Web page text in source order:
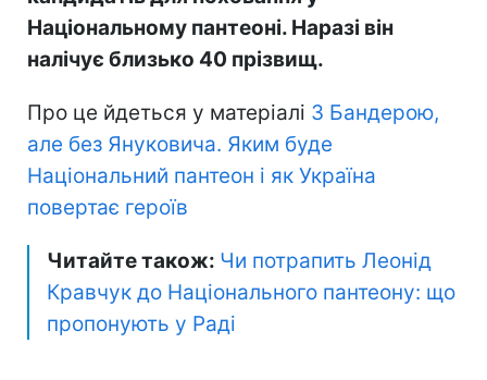
Національному пантеоні. Наразі він
налічує близько 40 прізвищ.
Про це йдеться у матеріалі З Бандерою,
але без Януковича. Яким буде
Національний пантеон і як Україна
повертає героїв
Читайте також: Чи потрапить Леонід
Кравчук до Національного пантеону: що
пропонують у Раді